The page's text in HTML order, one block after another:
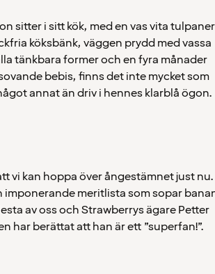
sitter i sitt kök, med en vas vita tulpaner
köksbänk, väggen prydd med vassa
tänkbara former och en fyra månader
bebis, finns det inte mycket som
annat än driv i hennes klarblå ögon.
vi kan hoppa över ångestämnet just nu.
imponerande meritlista som sopar
av oss och Strawberrys ägare Petter
har berättat att han är ett ”superfan!”.